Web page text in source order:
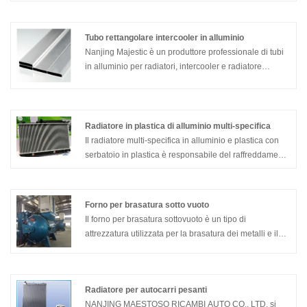
prodotti.
Tubo rettangolare intercooler in alluminio
Nanjing Majestic è un produttore professionale di tubi
in alluminio per radiatori, intercooler e radiatore
alluminio, il tubo del radiatore alimunim, il tubo tondo
ect.
Radiatore in plastica di alluminio multi-specifica
Il radiatore multi-specifica in alluminio e plastica con
serbatoio in plastica è responsabile del raffreddamento
Forno per brasatura sotto vuoto
Il forno per brasatura sottovuoto è un tipo di
attrezzatura utilizzata per la brasatura dei metalli e il
Come tempra brillante e rinvenimento di acciaio
Radiatore per autocarri pesanti
NANJING MAESTOSO RICAMBI AUTO CO., LTD. si